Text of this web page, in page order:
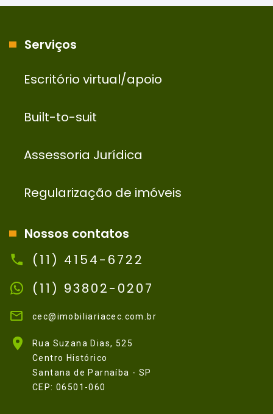
Serviços
Escritório virtual/apoio
Built-to-suit
Assessoria Jurídica
Regularização de imóveis
Nossos contatos
(11) 4154-6722
(11) 93802-0207
cec@imobiliariacec.com.br
Rua Suzana Dias, 525
Centro Histórico
Santana de Parnaíba - SP
CEP: 06501-060